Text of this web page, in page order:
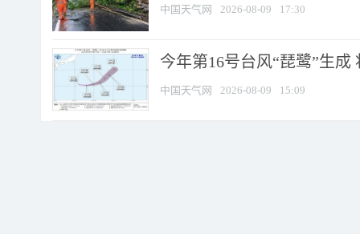
中国天气网 2026-08-09 17:30
今年第16号台风“琵鹭”生
中国天气网 2026-08-09 15:09